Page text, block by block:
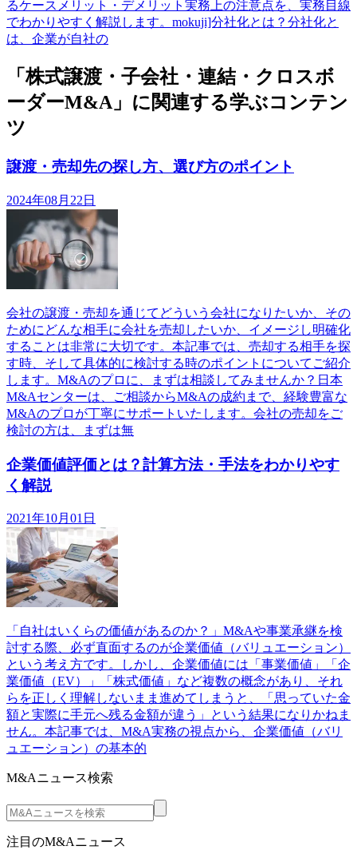
るケースメリット・デメリット実務上の注意点を、実務目線
でわかりやすく解説します。mokuji]分社化とは？分社化と
は、企業が自社の
「株式譲渡・子会社・連結・クロスボ
ーダーM&A」に関連する学ぶコンテン
ツ
譲渡・売却先の探し方、選び方のポイント
2024年08月22日
会社の譲渡・売却を通じてどういう会社になりたいか、その
ためにどんな相手に会社を売却したいか、イメージし明確化
することは非常に大切です。本記事では、売却する相手を探
す時、そして具体的に検討する時のポイントについてご紹介
します。M&Aのプロに、まずは相談してみませんか？日本
M&Aセンターは、ご相談からM&Aの成約まで、経験豊富な
M&Aのプロが丁寧にサポートいたします。会社の売却をご
検討の方は、まずは無
企業価値評価とは？計算方法・手法をわかりやす
く解説
2021年10月01日
「自社はいくらの価値があるのか？」M&Aや事業承継を検
討する際、必ず直面するのが企業価値（バリュエーション）
という考え方です。しかし、企業価値には「事業価値」「企
業価値（EV）」「株式価値」など複数の概念があり、それ
らを正しく理解しないまま進めてしまうと、「思っていた金
額と実際に手元へ残る金額が違う」という結果になりかねま
せん。本記事では、M&A実務の視点から、企業価値（バリ
ュエーション）の基本的
M&Aニュース検索
注目のM&Aニュース